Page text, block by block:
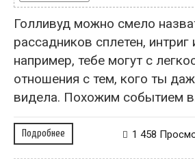
Голливуд можно смело
рассадников сплетен, интриг
например, тебе могут с
отношения с тем, кого ты
видела. Похожим событием
Подробнее 1 458